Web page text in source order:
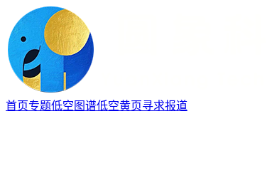
首页专题低空图谱低空黄页寻求报道